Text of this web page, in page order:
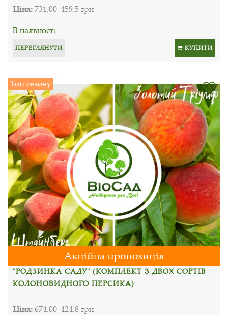
Ціна:731.00 459.5 грн
В наявності
ПЕРЕГЛЯНУТИ КУПИТИ
Топ сезону
Акційна пропозиція
"РОДЗИНКА САДУ" (КОМПЛЕКТ З ДВОХ СОРТІВ
КОЛОНОВИДНОГО ПЕРСИКА)
Ціна:674.00 424.8 грн